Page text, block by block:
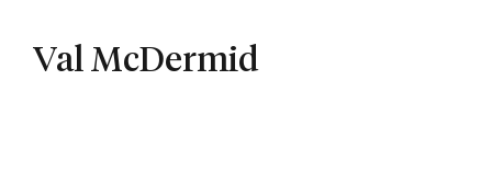
Val McDermid